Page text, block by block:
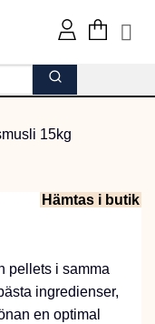
15kg
Hämtas i butik
pellets i samma
ingredienser,
en optimal